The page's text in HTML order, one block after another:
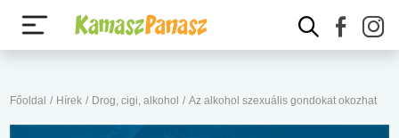
Főoldal / Hírek / Drog, cigi, alkohol / Az alkohol szexuális gondokat okozhat